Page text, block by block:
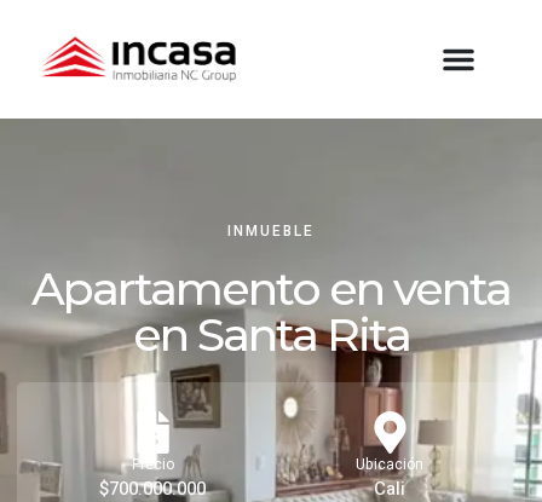
INMUEBLE
Apartamento en venta
en Santa Rita
Precio
$700.000.000
Ubicación
Cali